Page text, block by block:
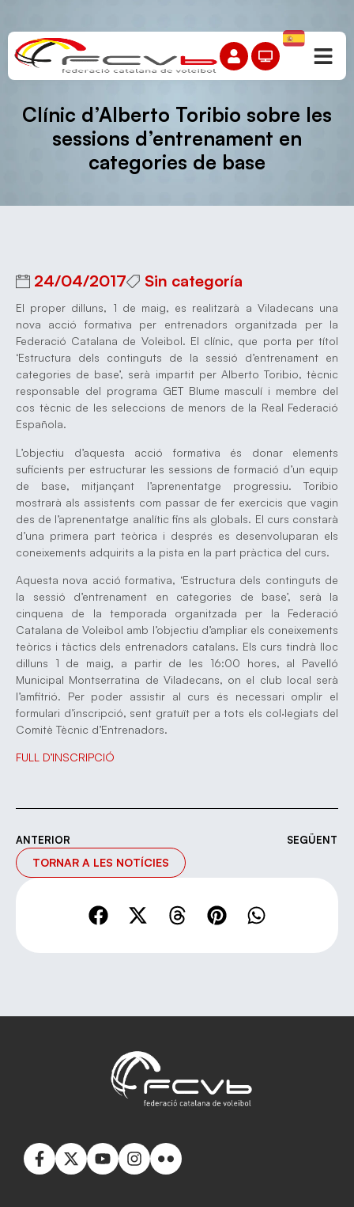
Clínic d’Alberto Toribio sobre les
sessions d’entrenament en
categories de base
24/04/2017 Sin categoría
El proper dilluns, 1 de maig, es realitzarà a Viladecans una
nova acció formativa per entrenadors organitzada per la
Federació Catalana de Voleibol. El clínic, que porta per títol
‘Estructura dels continguts de la sessió d’entrenament en
categories de base’, serà impartit per Alberto Toribio, tècnic
responsable del programa GET Blume masculí i membre del
cos tècnic de les seleccions de menors de la Real Federació
Española.
L’objectiu d’aquesta acció formativa és donar elements
suficients per estructurar les sessions de formació d’un equip
de base, mitjançant l’aprenentatge progressiu. Toribio
mostrarà als assistents com passar de fer exercicis que vagin
des de l’aprenentatge analític fins als globals. El curs constarà
d’una primera part teòrica i després es desenvoluparan els
coneixements adquirits a la pista en la part pràctica del curs.
Aquesta nova acció formativa, ‘Estructura dels continguts de
la sessió d’entrenament en categories de base’, serà la
cinquena de la temporada organitzada per la Federació
Catalana de Voleibol amb l’objectiu d’ampliar els coneixements
teòrics i tàctics dels entrenadors catalans. Els curs tindrà lloc
dilluns 1 de maig, a partir de les 16:00 hores, al Pavelló
Municipal Montserratina de Viladecans, on el club local serà
l’amfitrió. Per poder assistir al curs és necessari omplir el
formulari d’inscripció, sent gratuït per a tots els col·legiats del
Comitè Tècnic d’Entrenadors.
FULL D’INSCRIPCIÓ
ANTERIOR SEGÜENT
TORNAR A LES NOTÍCIES